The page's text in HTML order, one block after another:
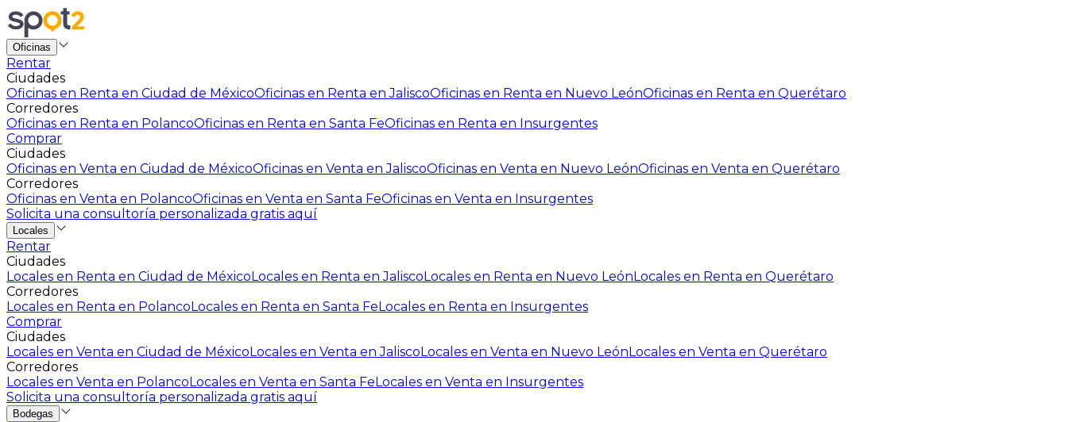
Oficinas
Rentar
Ciudades
Oficinas en Renta en Ciudad de MéxicoOficinas en Renta en JaliscoOficinas en Renta en Nuevo LeónOficinas en Renta en Querétaro
Corredores
Oficinas en Renta en PolancoOficinas en Renta en Santa FeOficinas en Renta en Insurgentes
Comprar
Ciudades
Oficinas en Venta en Ciudad de MéxicoOficinas en Venta en JaliscoOficinas en Venta en Nuevo LeónOficinas en Venta en Querétaro
Corredores
Oficinas en Venta en PolancoOficinas en Venta en Santa FeOficinas en Venta en Insurgentes
Solicita una consultoría personalizada gratis aquí
Locales
Rentar
Ciudades
Locales en Renta en Ciudad de MéxicoLocales en Renta en JaliscoLocales en Renta en Nuevo LeónLocales en Renta en Querétaro
Corredores
Locales en Renta en PolancoLocales en Renta en Santa FeLocales en Renta en Insurgentes
Comprar
Ciudades
Locales en Venta en Ciudad de MéxicoLocales en Venta en JaliscoLocales en Venta en Nuevo LeónLocales en Venta en Querétaro
Corredores
Locales en Venta en PolancoLocales en Venta en Santa FeLocales en Venta en Insurgentes
Solicita una consultoría personalizada gratis aquí
Bodegas